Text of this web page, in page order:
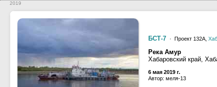
2019
БСТ-7 · Проект 132А,
Река Амур
Хабаровский край,
6 мая 2019 г.
Автор: меля-13